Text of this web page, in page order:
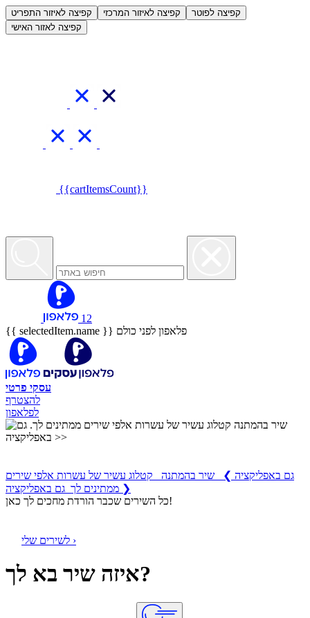
קפיצה לאיזור התפריט קפיצה לאיזור המרכזי
קפיצה לפוטר
קפיצה לאזור האישי
{{cartItemsCount}}
12
{{ selectedItem.name }} פלאפון לפני כולם
עסקי פרטי
להצטרף
לפלאפון
גם באפליקציה ❯
שיר בהמתנה קטלוג עשיר של עשרות אלפי שירים
ממתינים לך גם באפליקציה ❯
כל השירים שכבר הורדת מחכים לך כאן!
לשירים שלי ›
איזה שיר בא לך?